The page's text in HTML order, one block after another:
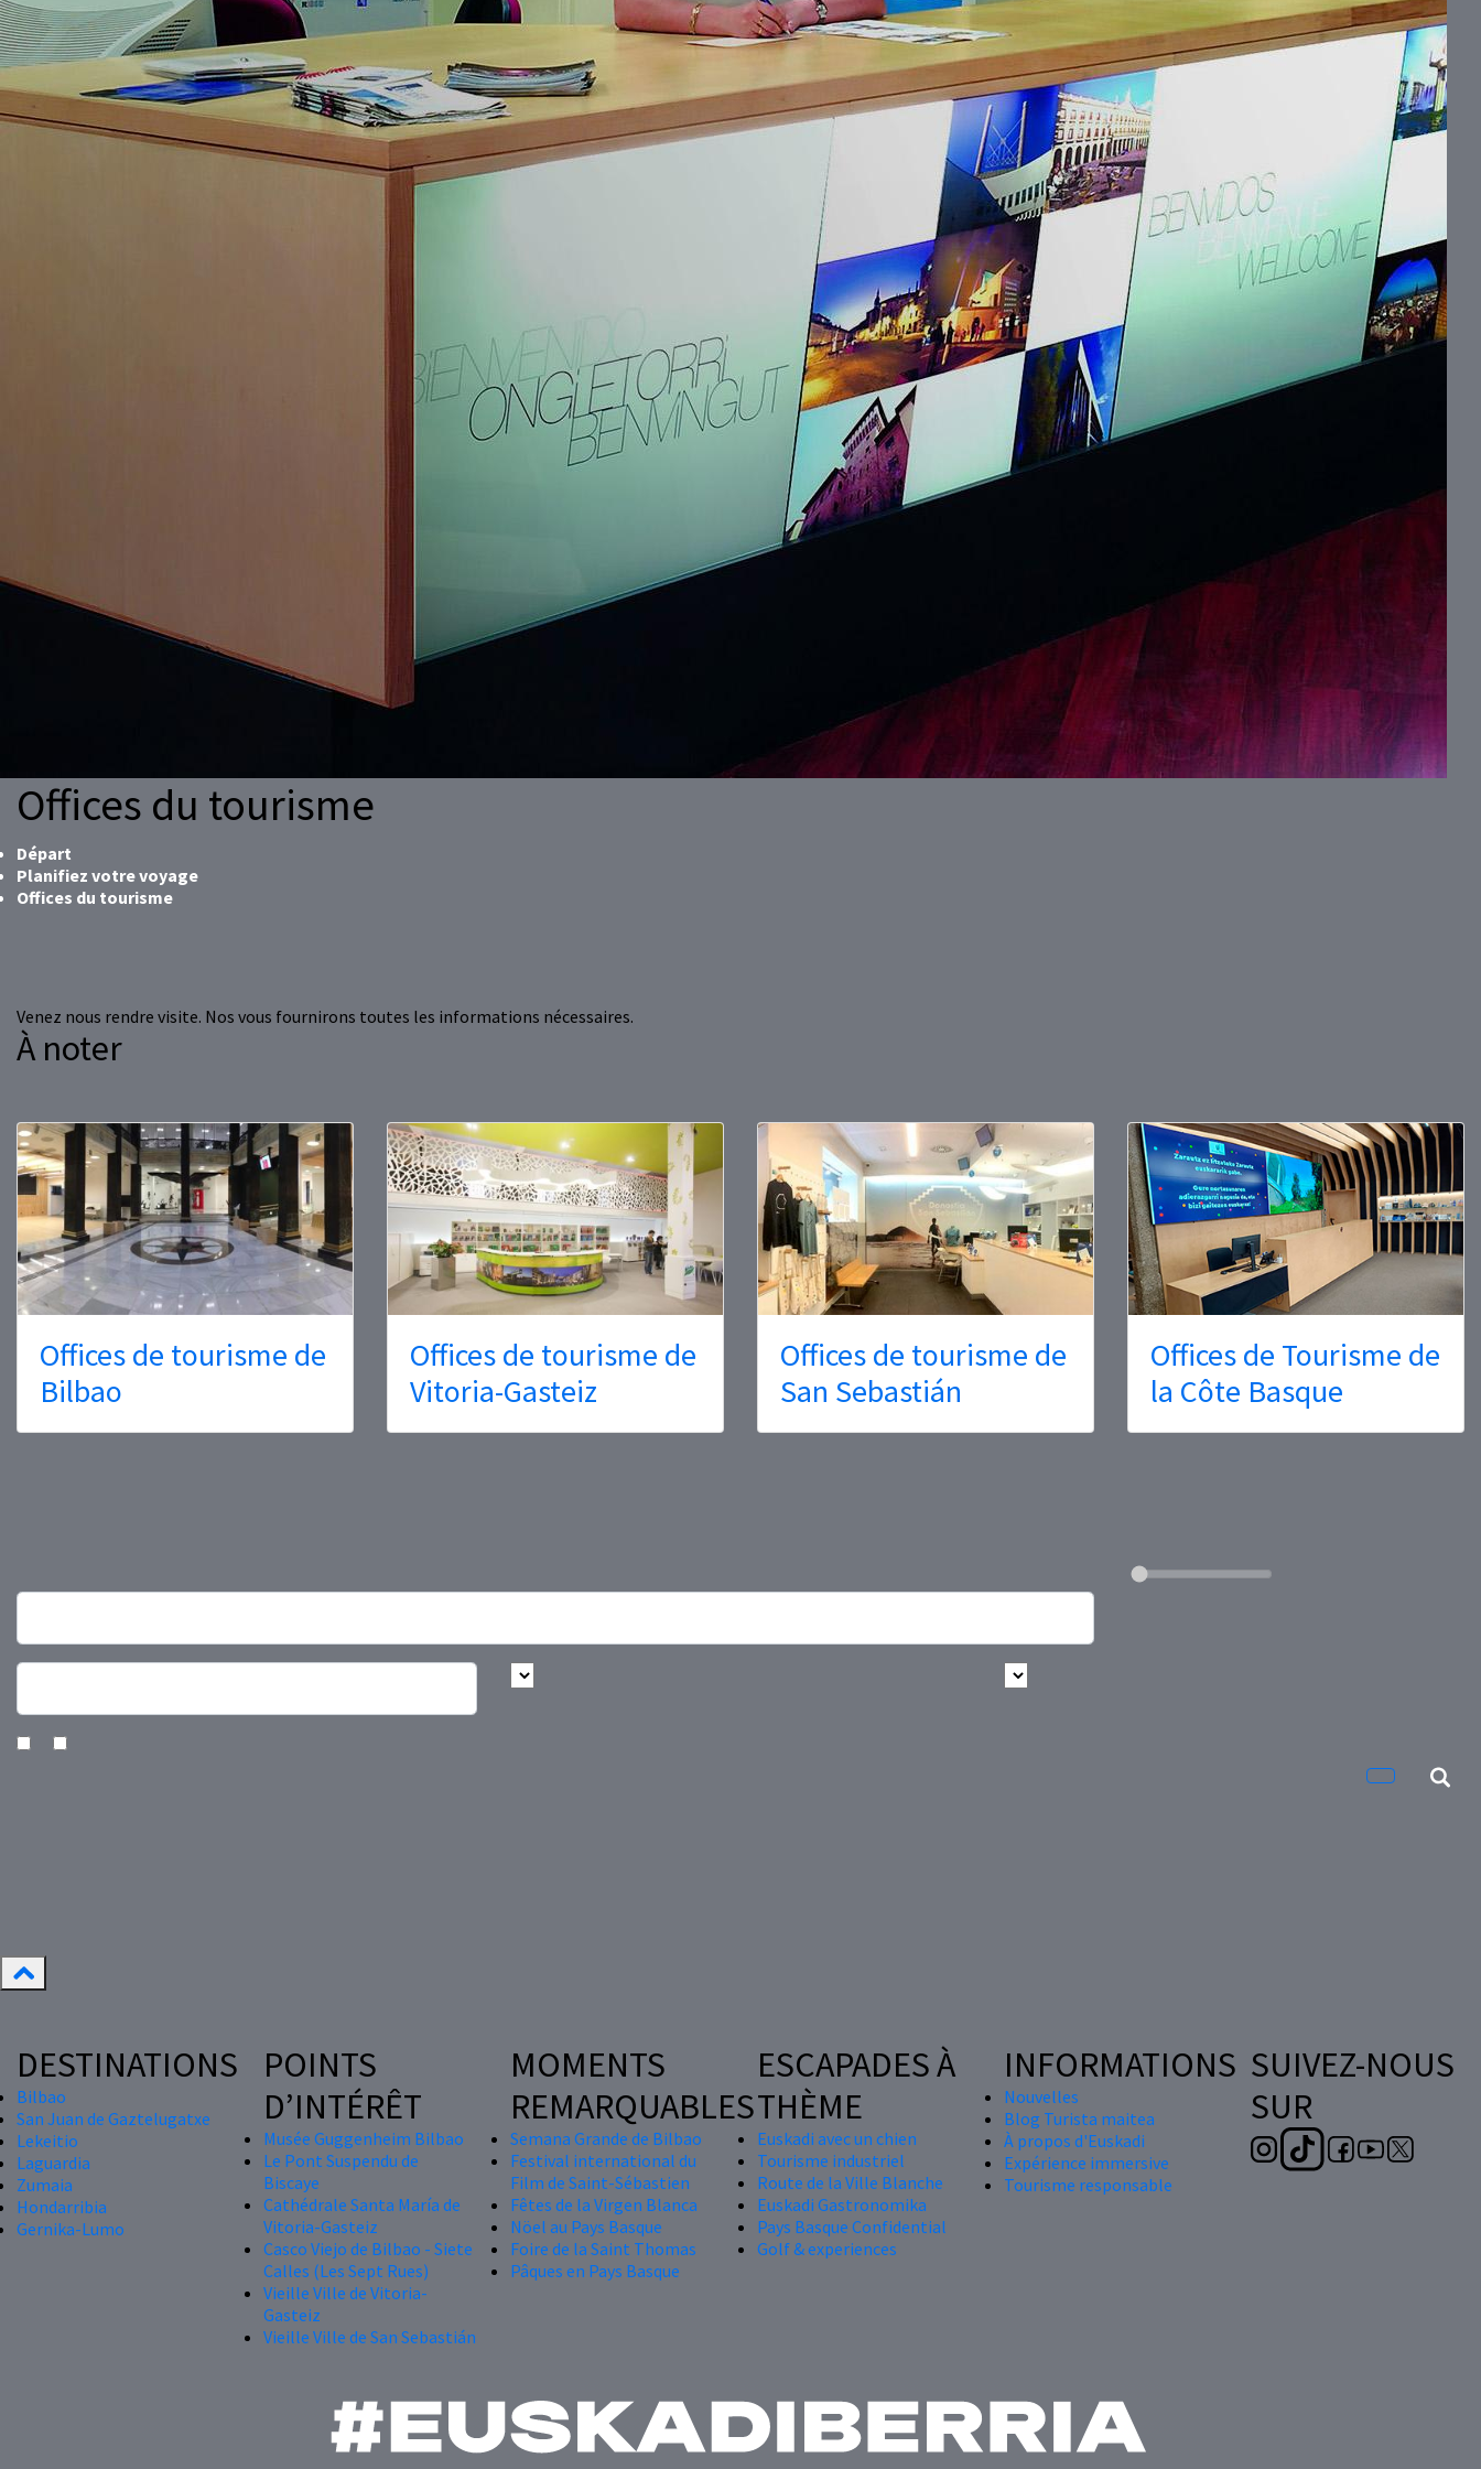
Offices du tourisme
Départ
Planifiez votre voyage
Offices du tourisme
Venez nous rendre visite. Nos vous fournirons toutes les informations nécessaires.
À noter
Offices de tourisme de
Bilbao
Offices de tourisme de
Vitoria-Gasteiz
Offices de tourisme de
San Sebastián
Offices de Tourisme de
la Côte Basque
DESTINATIONS
Bilbao
San Juan de Gaztelugatxe
Lekeitio
Laguardia
Zumaia
Hondarribia
Gernika-Lumo
POINTS
D’INTÉRÊT
Musée Guggenheim Bilbao
Le Pont Suspendu de
Biscaye
Cathédrale Santa María de
Vitoria-Gasteiz
Casco Viejo de Bilbao - Siete
Calles (Les Sept Rues)
Vieille Ville de Vitoria-
Gasteiz
Vieille Ville de San Sebastián
MOMENTS
REMARQUABLES
Semana Grande de Bilbao
Festival international du
Film de Saint-Sébastien
Fêtes de la Virgen Blanca
Nöel au Pays Basque
Foire de la Saint Thomas
Pâques en Pays Basque
ESCAPADES À
THÈME
Euskadi avec un chien
Tourisme industriel
Route de la Ville Blanche
Euskadi Gastronomika
Pays Basque Confidential
Golf & experiences
INFORMATIONS
Nouvelles
Blog Turista maitea
À propos d'Euskadi
Expérience immersive
Tourisme responsable
SUIVEZ-NOUS
SUR